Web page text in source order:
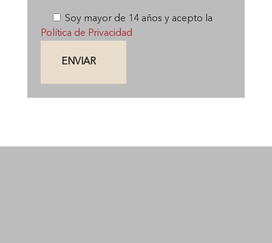
Soy mayor de 14 años y acepto la
Política de Privacidad
ENVIAR